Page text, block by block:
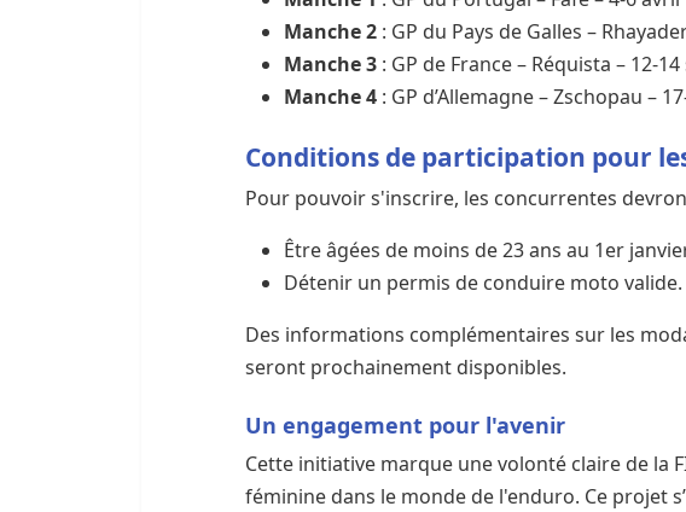
Manche 2 : GP du Pays de Galles –
Manche 3 : GP de France – Réquista – 12-
Manche 4 : GP d’Allemagne – Zschopau –
Conditions de participation pour
Pour pouvoir s'inscrire, les concurrentes
Être âgées de moins de 23 ans au 1er
Détenir un permis de conduire moto valide.
Des informations complémentaires sur les
seront prochainement disponibles.
Un engagement pour l'avenir
Cette initiative marque une volonté claire de la
féminine dans le monde de l'enduro. Ce projet